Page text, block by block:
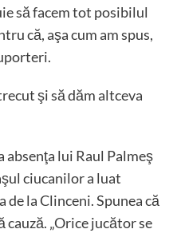
să facem tot posibilul
că, aşa cum am spus,
şi să dăm altceva
absenţa lui Raul Palmeş
ciucanilor a luat
la Clinceni. Spunea că
cauză. „Orice jucător se